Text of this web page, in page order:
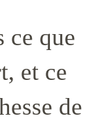
ce que
et ce
de